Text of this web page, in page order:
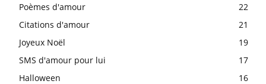
Poèmes d'amour
22
Citations d'amour
21
Joyeux Noël
19
SMS d'amour pour lui
17
Halloween
16